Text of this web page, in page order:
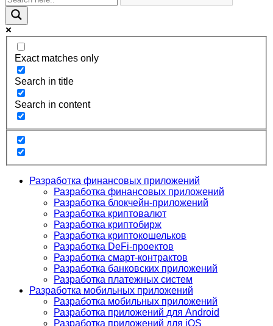
Exact matches only
Search in title
Search in content
Разработка финансовых приложений
Разработка финансовых приложений
Разработка блокчейн-приложений
Разработка криптовалют
Разработка криптобирж
Разработка криптокошельков
Разработка DeFi-проектов
Разработка смарт-контрактов
Разработка банковских приложений
Разработка платежных систем
Разработка мобильных приложений
Разработка мобильных приложений
Разработка приложений для Android
Разработка приложений для iOS